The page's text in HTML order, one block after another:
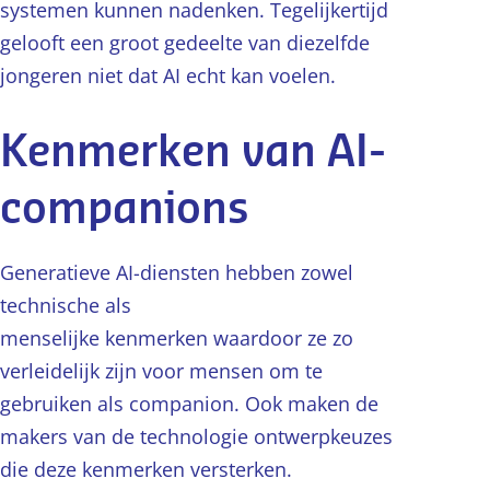
systemen kunnen nadenken. Tegelijkertijd
gelooft een groot gedeelte van diezelfde
jongeren niet dat AI echt kan voelen.
Kenmerken van AI-
companions
Generatieve AI-diensten hebben zowel
technische als
menselijke kenmerken waardoor ze zo
verleidelijk zijn voor mensen om te
gebruiken als companion. Ook maken de
makers van de technologie ontwerpkeuzes
die deze kenmerken versterken.